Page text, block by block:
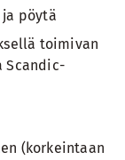
pöytä
toimivan
Scandic-
(korkeintaan